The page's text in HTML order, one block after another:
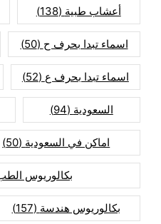
أعشاب طبية (138)
اسماء تبدا بحرف ح (50)
اسماء تبدا بحرف ع (52)
السعودية (94)
اماكن في السعودية (50)
بكالوريوس
بكالوريوس هندسة (157)